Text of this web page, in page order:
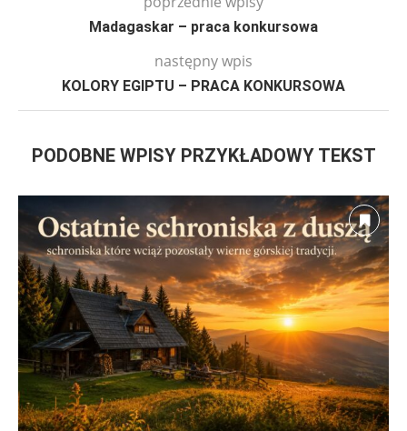
Madagaskar – praca konkursowa
następny wpis
KOLORY EGIPTU – PRACA KONKURSOWA
PODOBNE WPISY PRZYKŁADOWY TEKST